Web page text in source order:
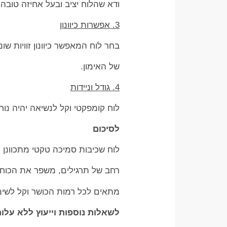
ודא שהלוח יציב ובעל אחיזה
3. אפשרות כיוונון
בחר לוח המאפשר כיוונון
של האימון.
4. גודל וניידות
לוח קומפקטי וקל לנשיאה יהיה
לסיכום
לוח שכיבות סמיכה טקטי
רחב של תרגילים, משפר את הכוח
מתאים לכל רמות הכושר וקל
לשאלות נוספות וייעוץ ללא עלות